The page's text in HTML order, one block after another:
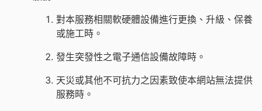
對本服務相關軟硬體設備進行更換、升級、保養
或施工時。
發生突發性之電子通信設備故障時。
天災或其他不可抗力之因素致使本網站無法提供
服務時。